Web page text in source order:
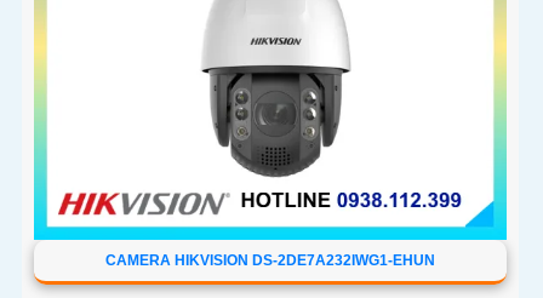
CAMERA HIKVISION DS-2DE7A232IWG1-EHUN